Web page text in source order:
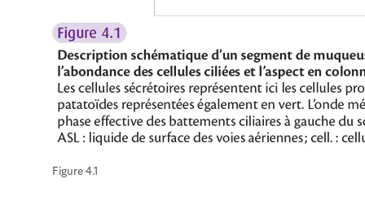
Figure 4.1